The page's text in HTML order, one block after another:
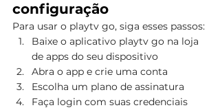
configuração
Para usar o playtv go, siga esses passos:
Baixe o aplicativo playtv go na loja
de apps do seu dispositivo
Abra o app e crie uma conta
Escolha um plano de assinatura
Faça login com suas credenciais